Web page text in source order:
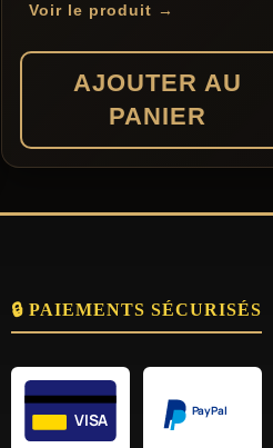
Voir le produit →
AJOUTER AU
PANIER
🔒 PAIEMENTS SÉCURISÉS
VISA PayPal